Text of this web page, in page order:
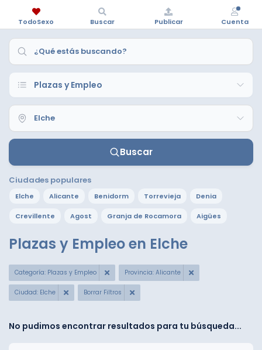
Buscar
Ciudades populares
Elche Alicante Benidorm Torrevieja Denia
Crevillente Agost Granja de Rocamora Aigües
Plazas y Empleo en Elche
Categoría: Plazas y Empleo Provincia: Alicante
Ciudad: Elche Borrar Filtros
No pudimos encontrar resultados para tu búsqueda...
TodoSexo Buscar Publicar Cuenta